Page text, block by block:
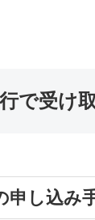
で受け
し込み